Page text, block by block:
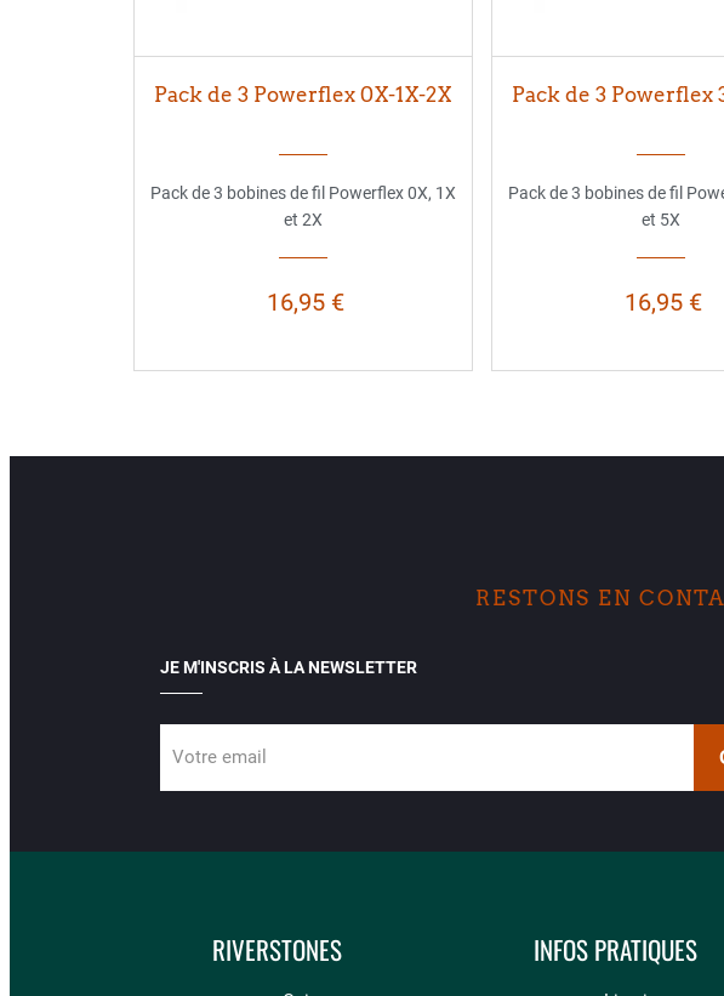
Pack de 3 Powerflex 0X-1X-2X
Pack de 3 bobines de fil Powerflex 0X, 1X
et 2X
16,95 €
Pack de 3 Powerflex
Pack de 3 bobines de fil
et 5X
16,95 €
RESTONS EN
JE M'INSCRIS À LA NEWSLETTER
Votre email
RIVERSTONES INFOS PRATIQUES